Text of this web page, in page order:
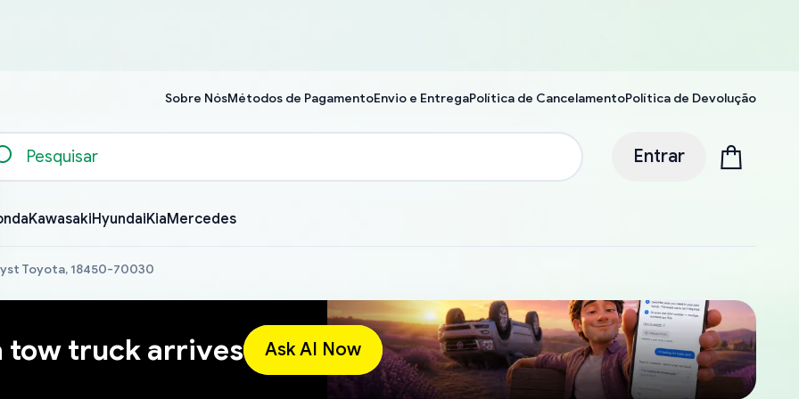
Sobre NósMétodos de PagamentoEnvio e EntregaPolítica de CancelamentoPolítica de Devolução
Entrar
KawasakiHyundaiKiaMercedes
Toyota, 18450-70030
tow truck arrives Ask AI Now